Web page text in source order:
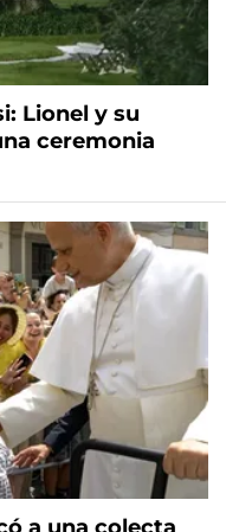
Lionel y su
ceremonia